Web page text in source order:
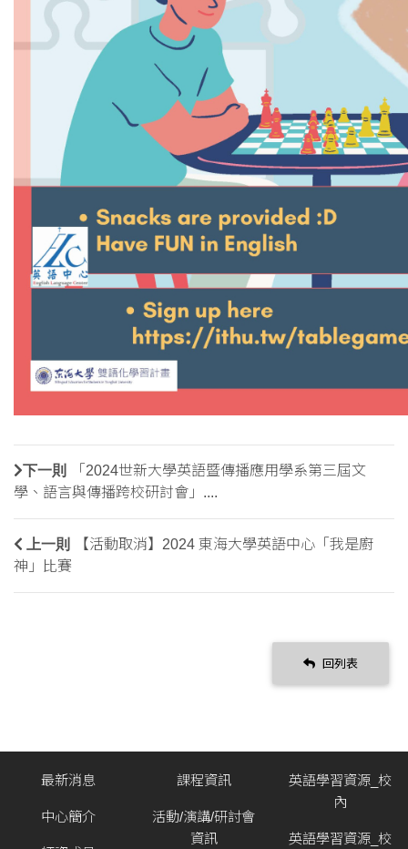
下一則
「2024世新大學英語暨傳播應用學系第三屆文
學、語言與傳播跨校研討會」....
上一則
【活動取消】2024 東海大學英語中心「我是廚
神」比賽
回列表
最新消息
中心簡介
課程資訊
活動/演講/研討會
資訊
英語學習資源_校
內
英語學習資源_校